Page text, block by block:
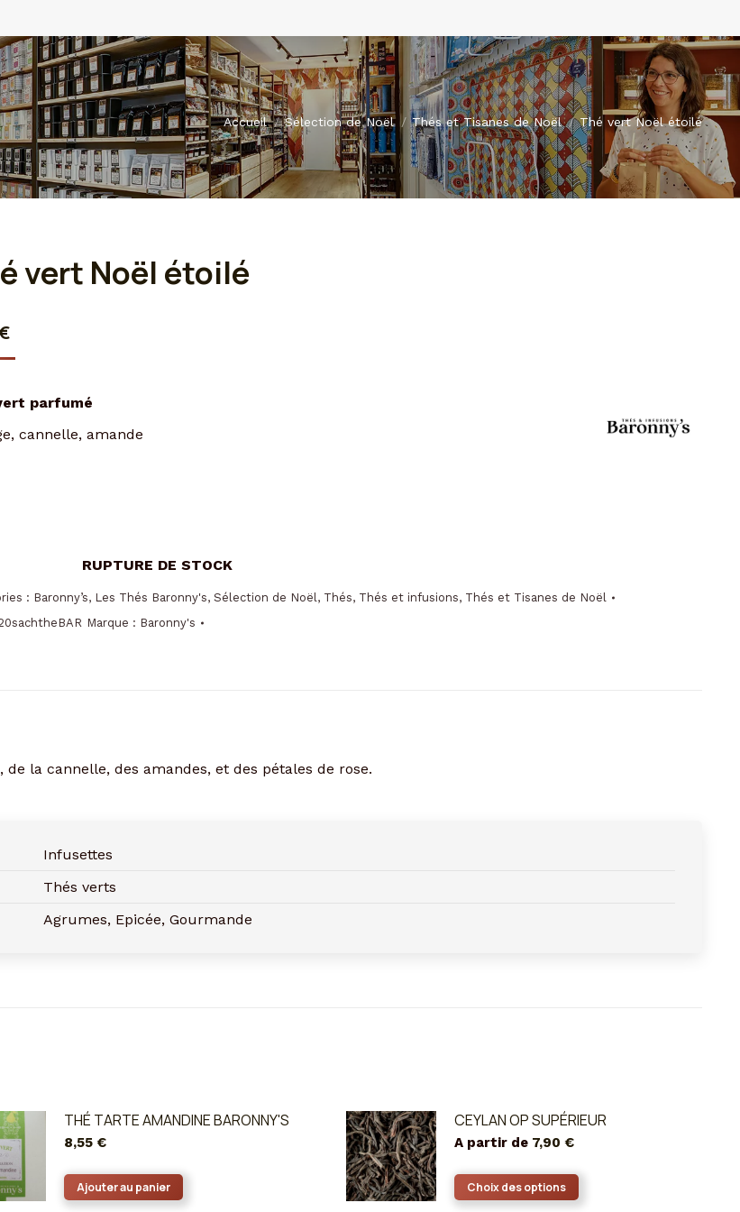
Vous êtes ici :
Accueil Sélection de Noël Thés et Tisanes de Noël Thé vert Noël étoilé
vert Noël étoilé
parfumé
cannelle, amande
: Baronny’s, Les Thés Baronny's, Sélection de Noël, Thés, Thés et infusions, Thés et Tisanes de Noël
Marque : Baronny's
la cannelle, des amandes, et des pétales de rose.
Infusettes
Thés verts
Agrumes, Epicée, Gourmande
THÉ TARTE AMANDINE BARONNY'S
8,55€
Ajouter au panier
CEYLAN OP SUPÉRIEUR
A partir de 7,90 €
Choix des options
produit